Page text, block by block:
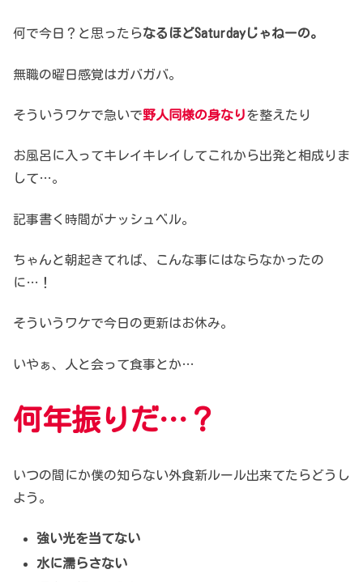
何で今日？と思ったらなるほどSaturdayじゃねーの。
無職の曜日感覚はガバガバ。
そういうワケで急いで野人同様の身なりを整えたり
お風呂に入ってキレイキレイしてこれから出発と相成りま
して…。
記事書く時間がナッシュベル。
ちゃんと朝起きてれば、
こんな事にはならなかったの
に…！
そういうワケで今日の更新はお休み。
いやぁ、人と会って食事とか…
何年振りだ…？
いつの間にか僕の知らない外食新ルール出来てたらどうし
よう。
強い光を当てない
水に濡らさない